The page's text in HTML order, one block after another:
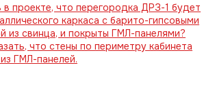
проекте, что перегородка ДРЗ-1 будет
каркаса с барито-гипсовыми
из свинца, и покрыты ГМЛ-панелями?
что стены по периметру кабинета
ГМЛ-панелей.